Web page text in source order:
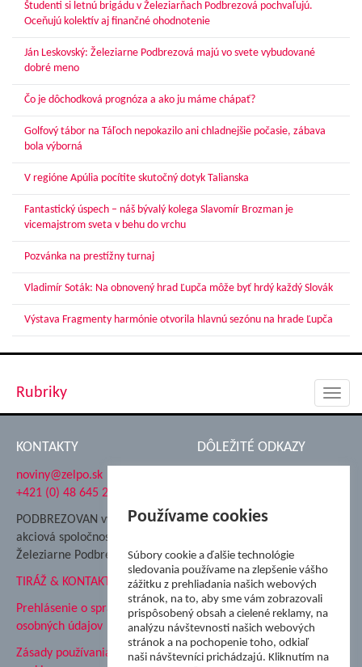
Študenti si letnú brigádu v Železiarňach Podbrezová pochvaľujú.
Oceňujú kolektív aj finančné ohodnotenie
Ján Leskovský: Železiarne Podbrezová majú vo svete vybudované
dobré meno
Čo je dôchodková prognóza a ako ju máme chápať?
Golfový tábor na Táľoch nepokazilo ani chladnejšie počasie, zábava
bola výborná
V regióne Apúlia pocítite skutočný dotyk Talianska
Fantastický úspech – náš bývalý kolega Slavomír Brozman je
vicemajstrom sveta v behu do vrchu
Pozvánka na prestížny turnaj
Vladimír Soták: Na obnovený hrad Ľupča môže byť hrdý každý Slovák
Výstava Fragmenty harmónie otvorila hlavnú sezónu na hrade Ľupča
Rubriky
KONTAKTY
noviny@zelpo.sk
+421 (0) 48 645 2711
PODBREZOVAN vydáva
akciová spoločnosť
Železiarne Podbrezová
TIRÁŽ & KONTAKT
Prehlásenie o spracovaní
osobných údajov
Zásady používania súborov
DÔLEŽITÉ ODKAZY
Nadácia Železiarne
ŽP Informatika s.r.o.
ŠK Železiarne Podbrezová
Tále a.s.
Používame cookies
Súbory cookie a ďalšie technológie
sledovania používame na zlepšenie vášho
zážitku z prehliadania našich webových
stránok, na to, aby sme vám zobrazovali
prispôsobený obsah a cielené reklamy, na
analýzu návštevnosti našich webových
stránok a na pochopenie toho, odkiaľ
naši návštevníci prichádzajú. Kliknutím na